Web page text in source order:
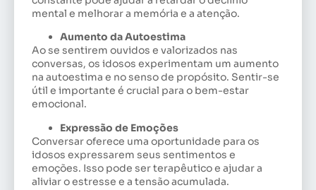
mental e melhorar a memória e a atenção.
Aumento da Autoestima
Ao se sentirem ouvidos e valorizados nas
conversas, os idosos experimentam um aumento
na autoestima e no senso de propósito. Sentir-se
útil e importante é crucial para o bem-estar
emocional.
Expressão de Emoções
Conversar oferece uma oportunidade para os
idosos expressarem seus sentimentos e
emoções. Isso pode ser terapêutico e ajudar a
aliviar o estresse e a tensão acumulada.